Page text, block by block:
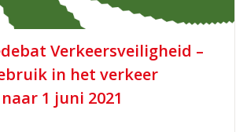
Verkeersveiligheid –
in het verkeer
1 juni 2021